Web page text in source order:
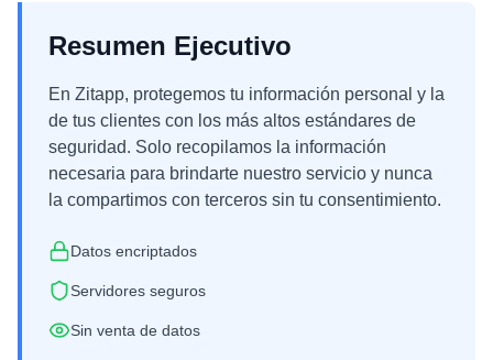
Resumen Ejecutivo
En Zitapp, protegemos tu información personal y la
de tus clientes con los más altos estándares de
seguridad. Solo recopilamos la información
necesaria para brindarte nuestro servicio y nunca
la compartimos con terceros sin tu consentimiento.
Datos encriptados
Servidores seguros
Sin venta de datos